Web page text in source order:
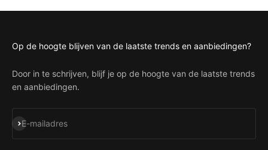
Op de hoogte blijven van de laatste trends en aanbiedingen?
Door in te schrijven, blijf je op de hoogte van de laatste trends
en aanbiedingen.
E-mailadres
Abonneren